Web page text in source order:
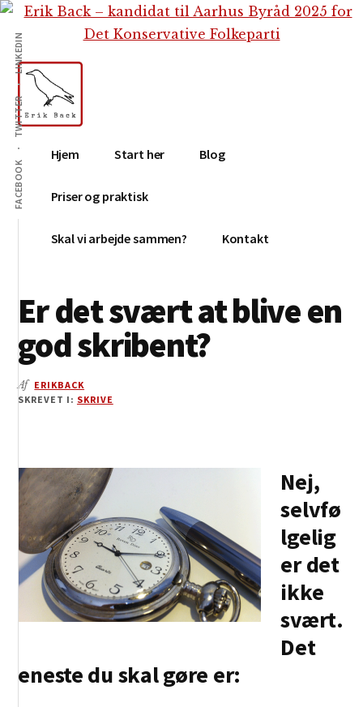
Skip
indhold
Gå
primær
sidebar
Skip
footer
Additional
menu
FACEBOOK
TWITTER
LINKEDIN
Erik
Back
Tekstforfatter,
content
creation,
blog,
medier
Hjem Start her Blog
Priser og praktisk
Skal vi arbejde sammen? Kontakt
Er det svært at blive en
god skribent?
Af ERIKBACK
SKREVET I: SKRIVE
Nej,
selvfø
lgelig
er det
ikke
svært.
Det
eneste du skal gøre er: